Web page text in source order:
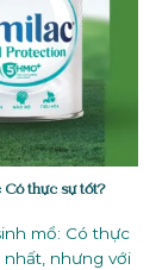
thực sự tốt?
mổ: Có thực
nhưng với